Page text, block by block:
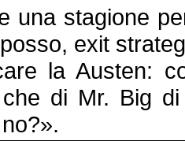
una stagione
exit
la Austen:
che di Mr. Big